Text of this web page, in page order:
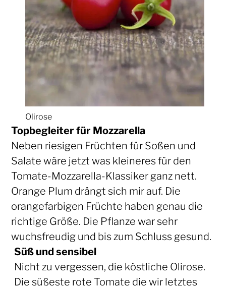
Olirose
Topbegleiter für Mozzarella
Neben riesigen Früchten für Soßen und
Salate wäre jetzt was kleineres für den
Tomate-Mozzarella-Klassiker ganz nett.
Orange Plum drängt sich mir auf. Die
orangefarbigen Früchte haben genau die
richtige Größe. Die Pflanze war sehr
wuchsfreudig und bis zum Schluss gesund.
Süß und sensibel
Nicht zu vergessen, die köstliche Olirose.
Die süßeste rote Tomate die wir letztes